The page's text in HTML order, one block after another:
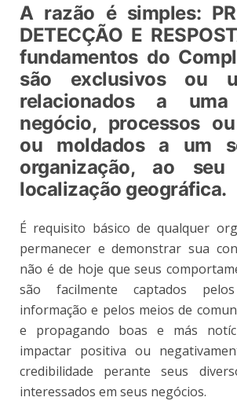
A razão é simples:
DETECÇÃO E
fundamentos do
são exclusivos ou
relacionados a
negócio, processos
ou moldados a um
organização, ao
localização geográfica.
É requisito básico de qualquer
permanecer e demonstrar sua
não é de hoje que seus
são facilmente captados
informação e pelos meios de
e propagando boas e más
impactar positiva ou
credibilidade perante seus
interessados em seus negócios.